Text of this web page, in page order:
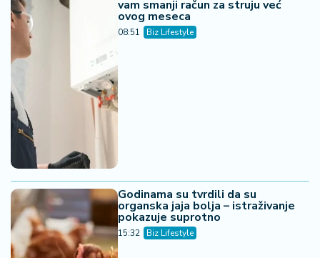
vam smanji račun za struju već
ovog meseca
08:51 Biz Lifestyle
Godinama su tvrdili da su
organska jaja bolja – istraživanje
pokazuje suprotno
15:32 Biz Lifestyle